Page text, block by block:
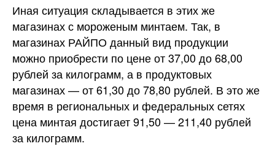
Иная ситуация складывается в этих же
магазинах с мороженым минтаем. Так, в
магазинах РАЙПО данный вид продукции
можно приобрести по цене от 37,00 до 68,00
рублей за килограмм, а в продуктовых
магазинах — от 61,30 до 78,80 рублей. В это же
время в региональных и федеральных сетях
цена минтая достигает 91,50 — 211,40 рублей
за килограмм.